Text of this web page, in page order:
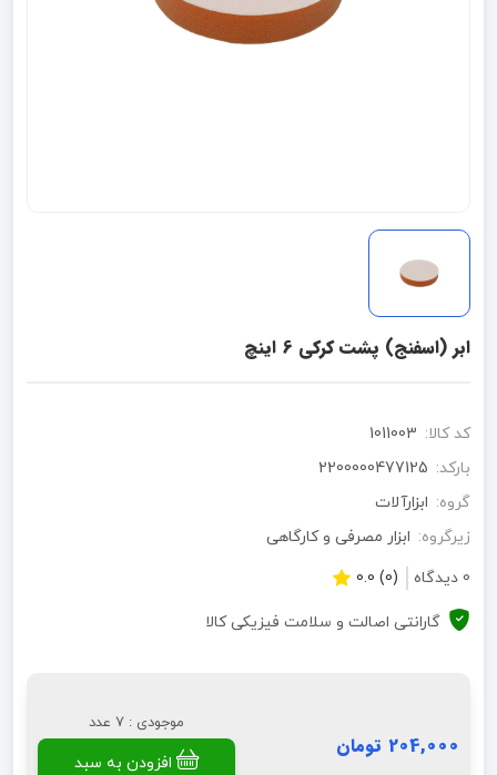
ابر (اسفنج) پشت کرکی 6 اینچ
کد کالا: 1011003
بارکد: 2200000477125
گروه: ابزارآلات
زیرگروه: ابزار مصرفی و کارگاهی
0 دیدگاه
(0) 0.0
گارانتی اصالت و سلامت فیزیکی کالا
204,000 تومان
موجودی : 7 عدد
افزودن به سبد